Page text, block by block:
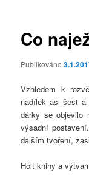
Co
Publikováno
Vzhledem k
nadílek asi šest
dárky se objevilo
výsadní
dalším tvoření,
Holt knihy a